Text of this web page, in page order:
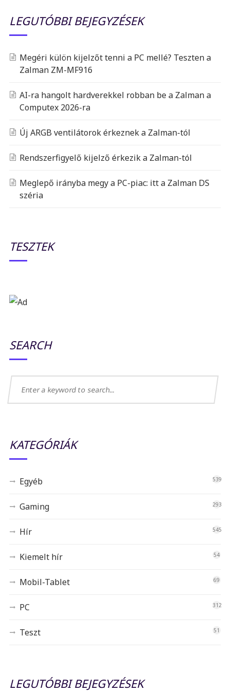
LEGUTÓBBI BEJEGYZÉSEK
Megéri külön kijelzőt tenni a PC mellé? Teszten a
Zalman ZM-MF916
AI-ra hangolt hardverekkel robban be a Zalman a
Computex 2026-ra
Új ARGB ventilátorok érkeznek a Zalman-tól
Rendszerfigyelő kijelző érkezik a Zalman-tól
Meglepő irányba megy a PC-piac: itt a Zalman DS
széria
TESZTEK
SEARCH
KATEGÓRIÁK
Egyéb 539
Gaming 293
Hír 545
Kiemelt hír 54
Mobil-Tablet 69
PC 312
Teszt 51
LEGUTÓBBI BEJEGYZÉSEK